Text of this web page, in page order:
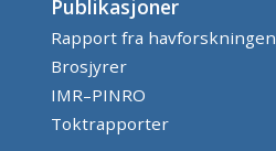
Publikasjoner
Rapport fra havforskningen
Brosjyrer
IMR–PINRO
Toktrapporter